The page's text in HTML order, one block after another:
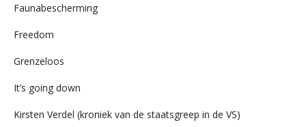
Faunabescherming
Freedom
Grenzeloos
It’s going down
Kirsten Verdel (kroniek van de staatsgreep in de VS)